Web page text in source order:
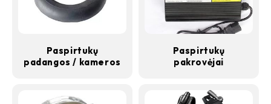
Paspirtukų
padangos / kameros
Paspirtukų
pakrovėjai